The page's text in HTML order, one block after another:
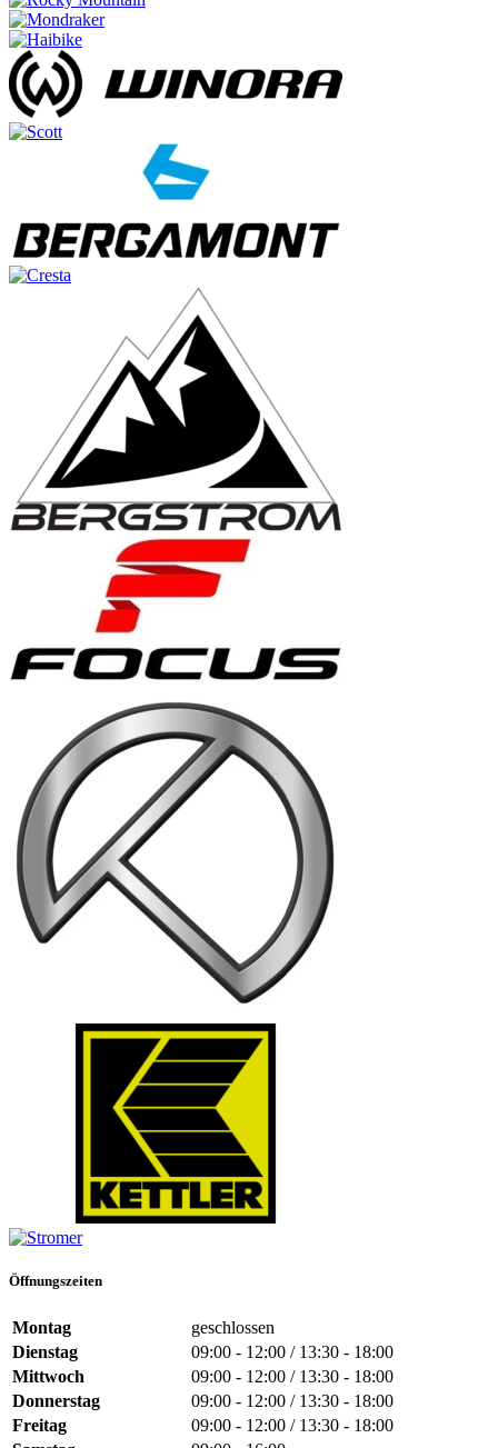
Öffnungszeiten
Montag
geschlossen
Dienstag
09:00 - 12:00 / 13:30 - 18:00
Mittwoch
09:00 - 12:00 / 13:30 - 18:00
Donnerstag
09:00 - 12:00 / 13:30 - 18:00
Freitag
09:00 - 12:00 / 13:30 - 18:00